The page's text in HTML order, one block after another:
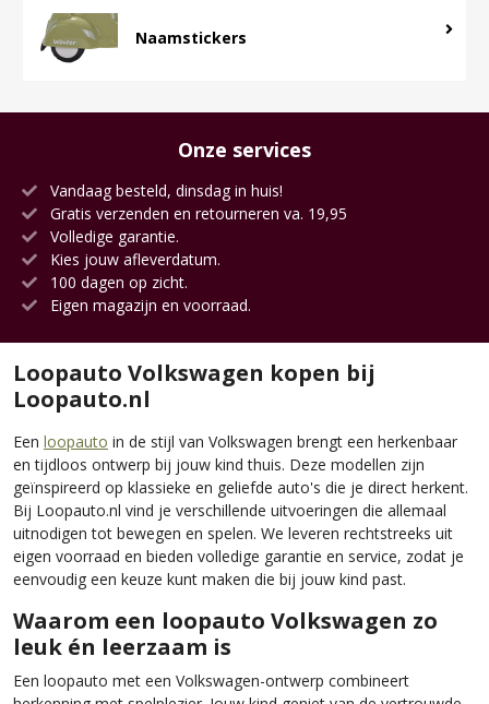
Naamstickers
Onze services
Vandaag besteld, dinsdag in huis!
Gratis verzenden en retourneren va. 19,95
Volledige garantie.
Kies jouw afleverdatum.
100 dagen op zicht.
Eigen magazijn en voorraad.
Loopauto Volkswagen kopen bij
Loopauto.nl
Een loopauto in de stijl van Volkswagen brengt een herkenbaar
en tijdloos ontwerp bij jouw kind thuis. Deze modellen zijn
geïnspireerd op klassieke en geliefde auto's die je direct herkent.
Bij Loopauto.nl vind je verschillende uitvoeringen die allemaal
uitnodigen tot bewegen en spelen. We leveren rechtstreeks uit
eigen voorraad en bieden volledige garantie en service, zodat je
eenvoudig een keuze kunt maken die bij jouw kind past.
Waarom een loopauto Volkswagen zo
leuk én leerzaam is
Een loopauto met een Volkswagen-ontwerp combineert